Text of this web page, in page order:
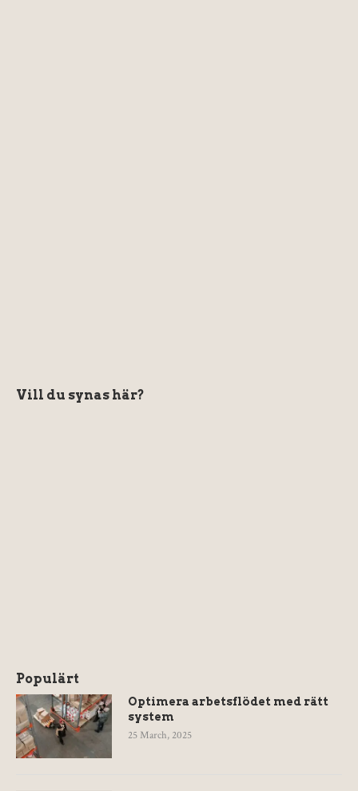
Vill du synas här?
Populärt
Optimera arbetsflödet med rätt
system
25 March, 2025